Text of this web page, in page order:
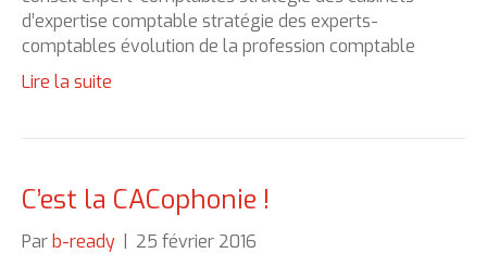
d’expertise comptable stratégie des experts-
comptables évolution de la profession comptable
Lire la suite
C’est la CACophonie !
Par b-ready 25 février 2016